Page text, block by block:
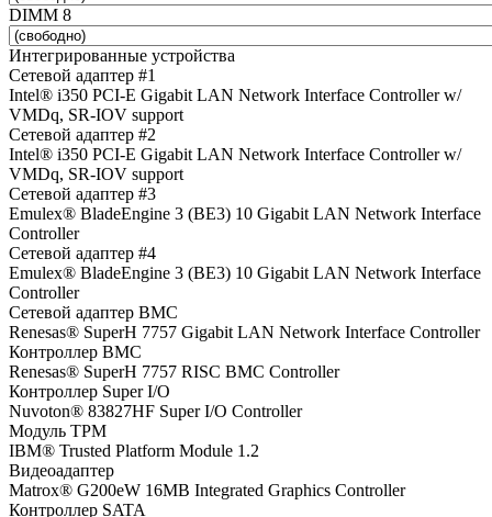
DIMM 8
Интегрированные устройства
Сетевой адаптер #1
Intel® i350 PCI-E Gigabit LAN Network Interface Controller w/
VMDq, SR-IOV support
Сетевой адаптер #2
Intel® i350 PCI-E Gigabit LAN Network Interface Controller w/
VMDq, SR-IOV support
Сетевой адаптер #3
Emulex® BladeEngine 3 (BE3) 10 Gigabit LAN Network Interface
Controller
Сетевой адаптер #4
Emulex® BladeEngine 3 (BE3) 10 Gigabit LAN Network Interface
Controller
Сетевой адаптер BMC
Renesas® SuperH 7757 Gigabit LAN Network Interface Controller
Контроллер BMC
Renesas® SuperH 7757 RISC BMC Controller
Контроллер Super I/O
Nuvoton® 83827HF Super I/O Controller
Модуль TPM
IBM® Trusted Platform Module 1.2
Видеоадаптер
Matrox® G200eW 16MB Integrated Graphics Controller
Контроллер SATA